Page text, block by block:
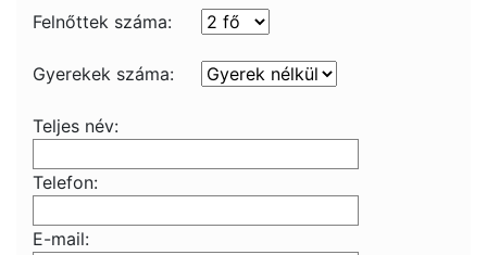
Felnőttek száma:
Gyerekek száma:
Teljes név:
Telefon:
E-mail: